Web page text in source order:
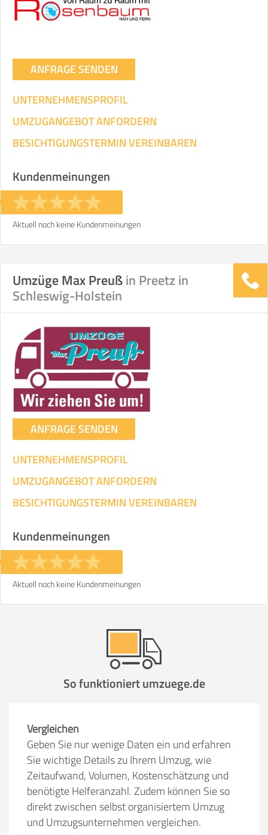
ANFRAGE SENDEN
UNTERNEHMENSPROFIL
UMZUGANGEBOT ANFORDERN
BESICHTIGUNGSTERMIN VEREINBAREN
Kundenmeinungen
Aktuell noch keine Kundenmeinungen
Umzüge Max Preußin Preetz in
Schleswig-Holstein
ANFRAGE SENDEN
UNTERNEHMENSPROFIL
UMZUGANGEBOT ANFORDERN
BESICHTIGUNGSTERMIN VEREINBAREN
Kundenmeinungen
Aktuell noch keine Kundenmeinungen
So funktioniert umzuege.de
Vergleichen
Geben Sie nur wenige Daten ein und erfahren
Sie wichtige Details zu Ihrem Umzug, wie
Zeitaufwand, Volumen, Kostenschätzung und
benötigte Helferanzahl. Zudem können Sie so
direkt zwischen selbst organisiertem Umzug
und Umzugsunternehmen vergleichen.